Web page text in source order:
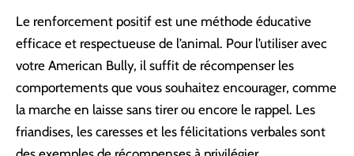
Le renforcement positif est une méthode éducative
efficace et respectueuse de l’animal. Pour l’utiliser avec
votre American Bully, il suffit de récompenser les
comportements que vous souhaitez encourager, comme
la marche en laisse sans tirer ou encore le rappel. Les
friandises, les caresses et les félicitations verbales sont